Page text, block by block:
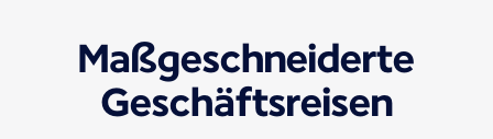
Maßgeschneiderte
Geschäftsreisen